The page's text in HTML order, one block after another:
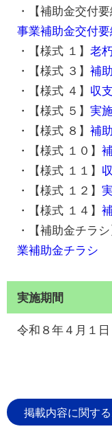
・【補助金交付要
事業補助金交付要
・【様式 １】 老
・【様式 ３】 補
・【様式 ４】 収
・【様式 ５】 実
・【様式 ８】 補
・【様式 １０】
・【様式 １１】
・【様式 １２】
・【様式 １４】
・【補助金チラシ
業補助金チラシ
実施期間
令和８年４月１
掲載内容に関す